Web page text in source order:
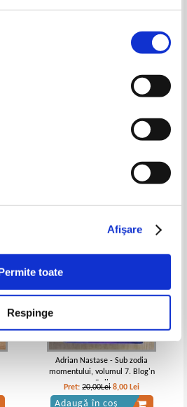
Afişare
toate
Respinge
Matei Alexescu - Laboratorul
astrofizicianului amator
Adrian Nastase - Sub zodia
momentului, volumul 7. Blog'n
Roll
Pret:20,00Lei 8,00 Lei
Adaugă în coș